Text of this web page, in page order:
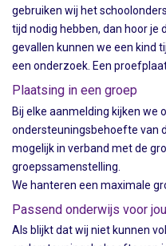
gebruiken wij het
tijd nodig hebben, dan hoor je
gevallen kunnen we een kind
een onderzoek. Een
Plaatsing in een groep
Bij elke aanmelding kijken we
ondersteuningsbehoefte van
mogelijk in verband met de
groepssamenstelling.
We hanteren een maximale
Passend onderwijs voor
Als blijkt dat wij niet kunnen